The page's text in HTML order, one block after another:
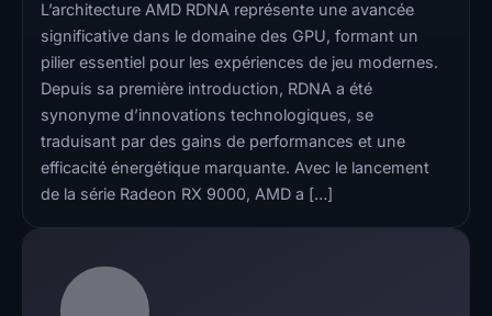
L’architecture AMD RDNA représente une avancée
significative dans le domaine des GPU, formant un
pilier essentiel pour les expériences de jeu modernes.
Depuis sa première introduction, RDNA a été
synonyme d’innovations technologiques, se
traduisant par des gains de performances et une
efficacité énergétique marquante. Avec le lancement
de la série Radeon RX 9000, AMD a […]